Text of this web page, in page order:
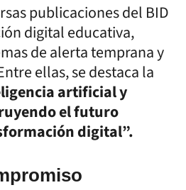
publicaciones del BID
digital educativa,
de alerta temprana y
ellas, se destaca la
artificial y
el futuro
digital”.